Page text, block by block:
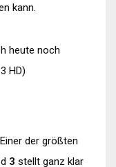
kann.
heute noch
HD)
der größten
3 stellt ganz klar